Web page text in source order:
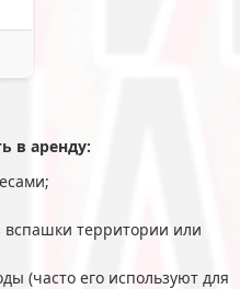
в аренду:
территории или
(часто его используют для